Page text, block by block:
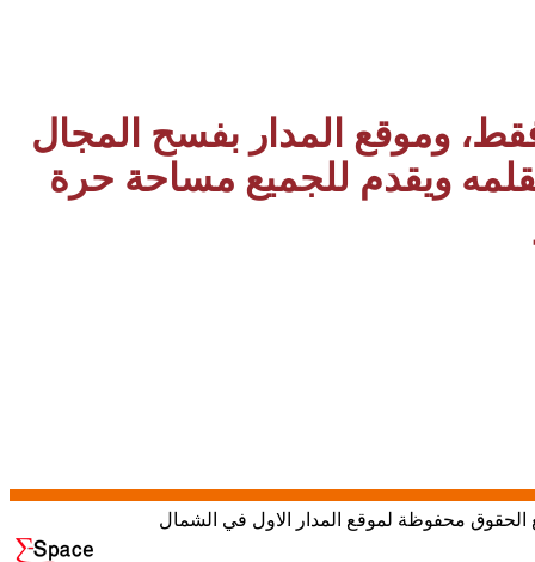
وموقع المدار بفسح المجال
ويقدم للجميع مساحة حرة